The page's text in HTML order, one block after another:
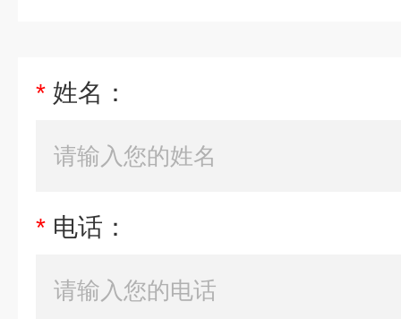
* 姓名：
* 电话：